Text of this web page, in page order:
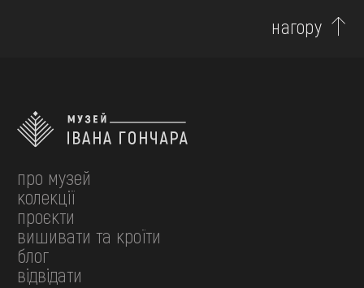
нагору
про музей
колекції
проєкти
вишивати та кроїти
блог
відвідати